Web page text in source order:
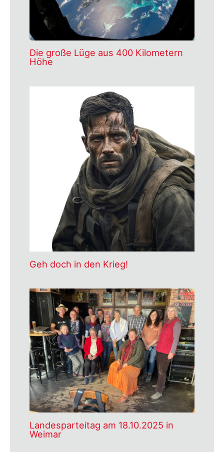
Die große Lüge aus 400 Kilometern
Höhe
Geh doch in den Krieg!
Landesparteitag am 18.10.2025 in
Weimar